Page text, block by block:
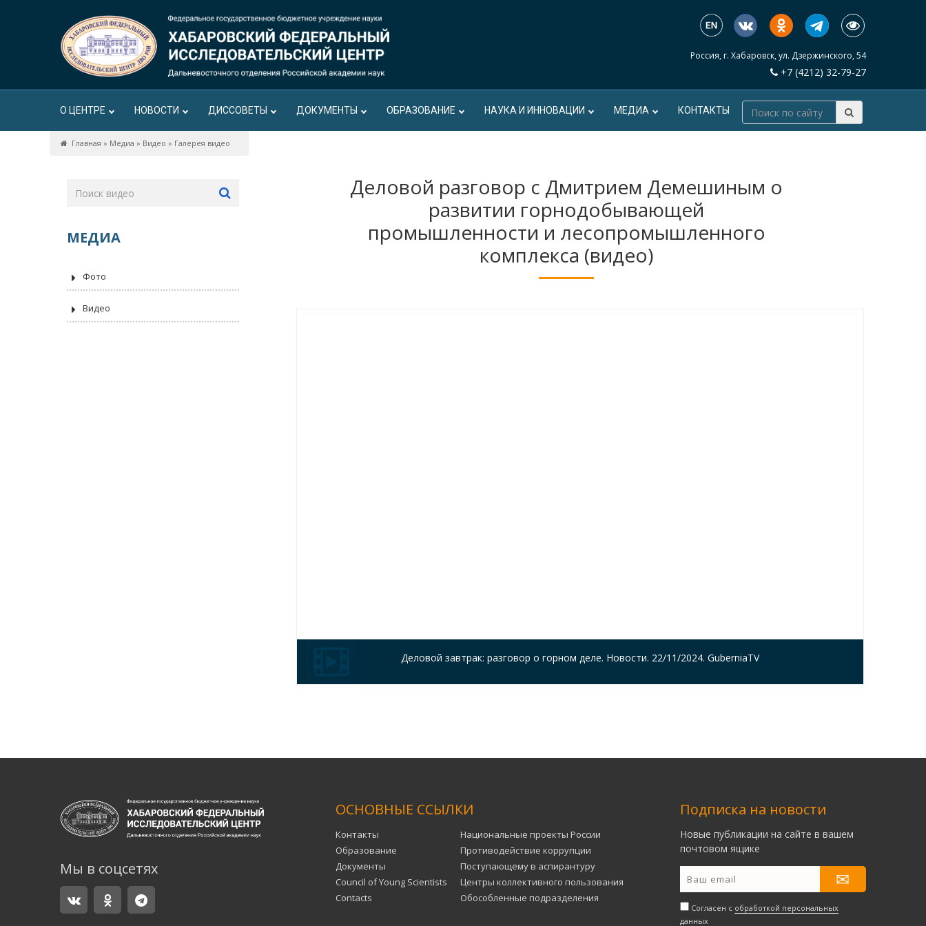
Россия, г. Хабаровск, ул. Дзержинского, 54
+7 (4212) 32-79-27
О ЦЕНТРЕ НОВОСТИ ДИССОВЕТЫ ДОКУМЕНТЫ ОБРАЗОВАНИЕ НАУКА И ИННОВАЦИИ МЕДИА КОНТАКТЫ
Главная » Медиа » Видео » Галерея видео
Деловой разговор с Дмитрием Демешиным о
развитии горнодобывающей
промышленности и лесопромышленного
комплекса (видео)
Деловой завтрак: разговор о горном деле. Новости. 22/11/2024. GuberniaTV
МЕДИА
Фото
Видео
Мы в соцсетях
ОСНОВНЫЕ ССЫЛКИ
Контакты
Образование
Документы
Council of Young Scientists
Contacts
Национальные проекты России
Противодействие коррупции
Поступающему в аспирантуру
Центры коллективного пользования
Обособленные подразделения
Подписка на новости
Новые публикации на сайте в вашем
почтовом ящике
Согласен с обработкой персональных
данных